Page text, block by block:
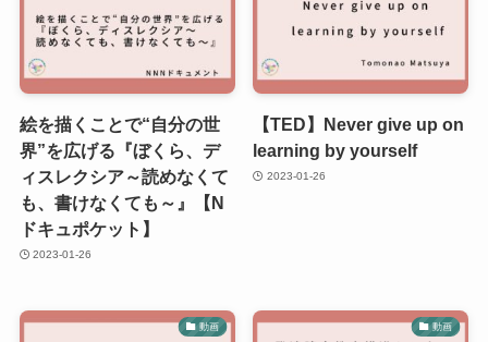
絵を描くことで“自分の世
界”を広げる『ぼくら、デ
ィスレクシア～読めなくて
も、書けなくても～』【N
ドキュポケット】
2023-01-26
【TED】Never give up on
learning by yourself
2023-01-26
動画 動画